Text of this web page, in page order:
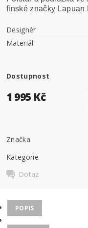
finské značky Lapuan
Designér
Materiál
Dostupnost
1 995 Kč
Značka
Kategorie
Dotaz
POPIS